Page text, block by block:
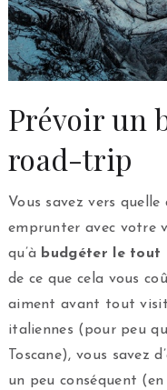
Prévoir un
road-trip
Vous savez vers
emprunter avec votre
qu’à budgéter le tout
de ce que cela vous
aiment avant tout
italiennes (pour peu
Toscane), vous savez
un peu conséquent